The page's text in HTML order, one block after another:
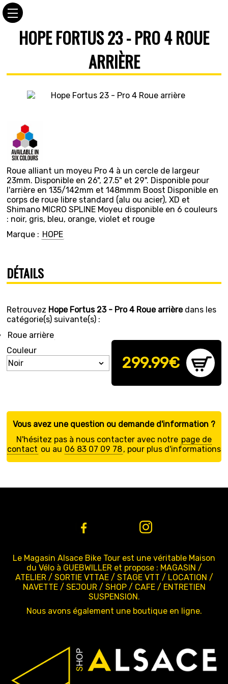
HOPE FORTUS 23 - PRO 4 ROUE
ARRIÈRE
Roue alliant un moyeu Pro 4 à un cercle de largeur
23mm. Disponible en 26", 27.5" et 29". Disponible pour
l'arrière en 135/142mm et 148mmm Boost Disponible en
corps de roue libre standard (alu ou acier), XD et
Shimano MICRO SPLINE Moyeu disponible en 6 couleurs
: noir, gris, bleu, orange, violet et rouge
Marque : HOPE
DÉTAILS
Retrouvez Hope Fortus 23 - Pro 4 Roue arrièredans les
catégorie(s) suivante(s) :
Roue arrière
Couleur
299.99€
Vous avez une question ou demande d'information ?
N'hésitez pas à nous contacter avec notre page de
contact ou au 06 83 07 09 78, pour plus d'informations
Le Magasin Alsace Bike Tour est une véritable Maison
du Vélo à GUEBWILLER et propose : MAGASIN /
ATELIER / SORTIE VTTAE / STAGE VTT / LOCATION /
NAVETTE / SEJOUR / SHOP / CAFE / ENTRETIEN
SUSPENSION.
Nous avons également une boutique en ligne.